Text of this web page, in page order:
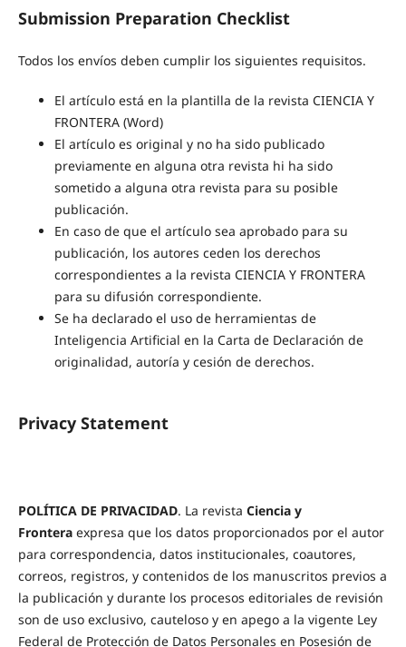
Submission Preparation Checklist
Todos los envíos deben cumplir los siguientes requisitos.
El artículo está en la plantilla de la revista CIENCIA Y
FRONTERA (Word)
El artículo es original y no ha sido publicado
previamente en alguna otra revista hi ha sido
sometido a alguna otra revista para su posible
publicación.
En caso de que el artículo sea aprobado para su
publicación, los autores ceden los derechos
correspondientes a la revista CIENCIA Y FRONTERA
para su difusión correspondiente.
Se ha declarado el uso de herramientas de
Inteligencia Artificial en la Carta de Declaración de
originalidad, autoría y cesión de derechos.
Privacy Statement
POLÍTICA DE PRIVACIDAD. La revista Ciencia y
Fronteraexpresa que los datos proporcionados por el autor
para correspondencia, datos institucionales, coautores,
correos, registros, y contenidos de los manuscritos previos a
la publicación y durante los procesos editoriales de revisión
son de uso exclusivo, cauteloso y en apego a la vigente Ley
Federal de Protección de Datos Personales en Posesión de